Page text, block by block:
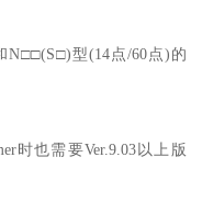
型(14点/60点)的
时也需要Ver.9.03以上版